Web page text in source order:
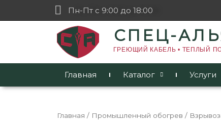
Пн-Пт с 9:00 до 18:00
СПЕЦ-
ГРЕЮЩИЙ КАБЕЛЬ • ТЕПЛЫЙ
Главная Каталог Услуги
Главная / Промышленный обогрев /